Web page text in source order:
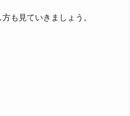
も見ていきましょう。